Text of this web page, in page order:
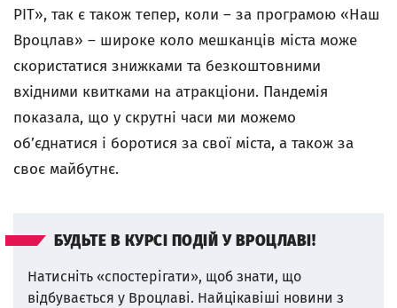
PIT», так є також тепер, коли – за програмою «Наш
Вроцлав» – широке коло мешканців міста може
скористатися знижками та безкоштовними
вхідними квитками на атракціони. Пандемія
показала, що у скрутні часи ми можемо
об’єднатися і боротися за свої міста, а також за
своє майбутнє.
БУДЬТЕ В КУРСІ ПОДІЙ У ВРОЦЛАВІ!
Натисніть «спостерігати», щоб знати, що
відбувається у Вроцлаві. Найцікавіші новини з